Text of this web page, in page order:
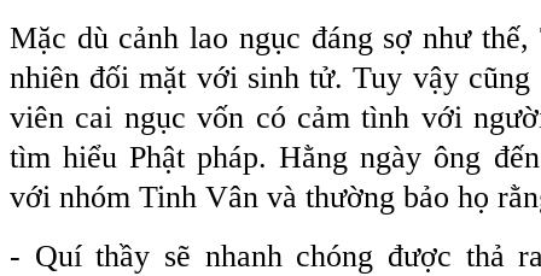
Mặc dù cảnh lao ngục đáng sợ như
nhiên đối mặt với sinh tử. Tuy vậy
viên cai ngục vốn có cảm tình với
tìm hiểu Phật pháp. Hằng ngày ông
với nhóm Tinh Vân và thường bảo họ
- Quí thầy sẽ nhanh chóng được thả